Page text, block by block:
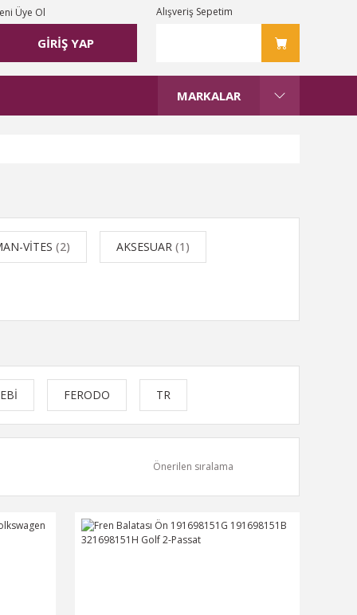
GİRİŞ YAP
Üye Ol Alışveriş Sepetim
MARKALAR
VİTES (2) AKSESUAR (1)
FERODO TR